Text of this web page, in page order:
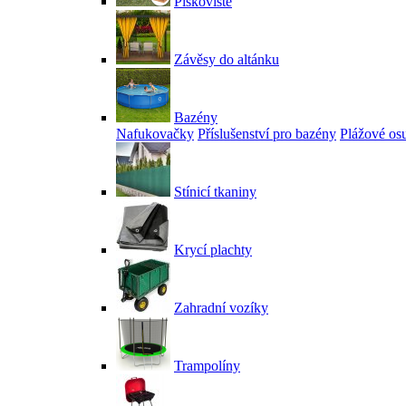
Závěsy do altánku
Bazény
Nafukovačky Příslušenství pro bazény Plážové
Stínicí tkaniny
Krycí plachty
Zahradní vozíky
Trampolíny